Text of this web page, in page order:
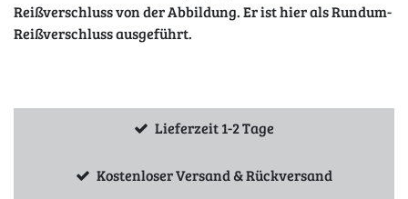
Reißverschluss von der Abbildung. Er ist hier als Rundum-
Reißverschluss ausgeführt.
Lieferzeit 1-2 Tage
Kostenloser Versand & Rückversand